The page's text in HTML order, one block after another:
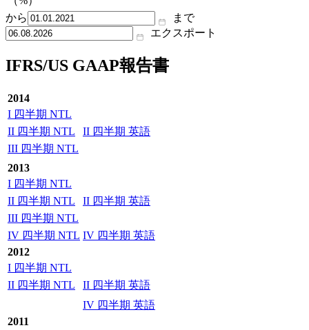
から
まで
エクスポート
IFRS/US GAAP報告書
2014
I 四半期 NTL
II 四半期 NTL
II 四半期 英語
III 四半期 NTL
2013
I 四半期 NTL
II 四半期 NTL
II 四半期 英語
III 四半期 NTL
IV 四半期 NTL IV 四半期 英語
2012
I 四半期 NTL
II 四半期 NTL
II 四半期 英語
IV 四半期 英語
2011